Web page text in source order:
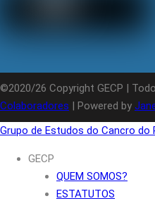
©2020/26 Copyright GECP |
Colaboradores | Powered by
Grupo de Estudos do Cancro do
GECP
QUEM SOMOS?
ESTATUTOS